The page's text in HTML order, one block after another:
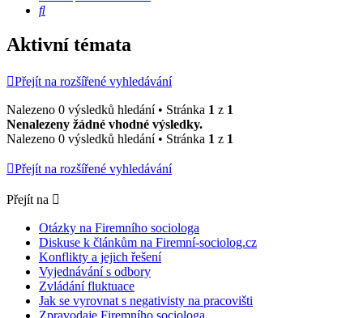
Hledat
Aktivní témata
Přejít na rozšířené vyhledávání
Nalezeno 0 výsledků hledání • Stránka 1 z 1
Nenalezeny žádné vhodné výsledky.
Nalezeno 0 výsledků hledání • Stránka 1 z 1
Přejít na rozšířené vyhledávání
Přejít na
Otázky na Firemního sociologa
Diskuse k článkům na Firemní-sociolog.cz
Konflikty a jejich řešení
Vyjednávání s odbory
Zvládání fluktuace
Jak se vyrovnat s negativisty na pracovišti